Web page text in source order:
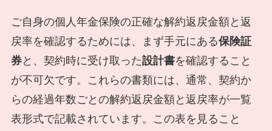
ご自身の個人年金保険の正確な解約返戻金額と返
戻率を確認するためには、まず手元にある保険証
券と、契約時に受け取った設計書を確認すること
が不可欠です。これらの書類には、通常、契約か
らの経過年数ごとの解約返戻金額と返戻率が一覧
表形式で記載されています。この表を見ること